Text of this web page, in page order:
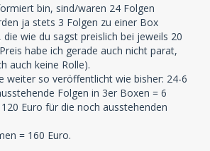
bin, sind/waren 24 Folgen
ja stets 3 Folgen zu einer Box
wie du sagst preislich bei jeweils 20
habe ich gerade auch nicht parat,
auch keine Rolle).
weiter so veröffentlicht wie bisher: 24-6
Folgen in 3er Boxen = 6
Euro für die noch ausstehenden
= 160 Euro.